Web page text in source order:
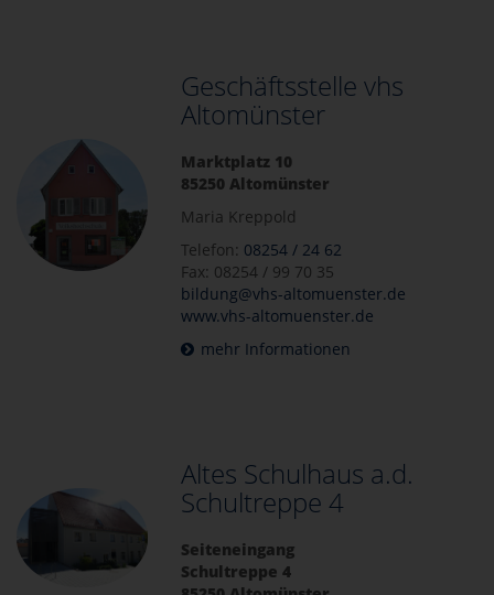
Geschäftsstelle vhs
Altomünster
Marktplatz 10
85250 Altomünster
Maria Kreppold
Telefon: 08254 / 24 62
Fax: 08254 / 99 70 35
bildung@vhs-altomuenster.de
www.vhs-altomuenster.de
mehr Informationen
Altes Schulhaus a.d.
Schultreppe 4
Seiteneingang
Schultreppe 4